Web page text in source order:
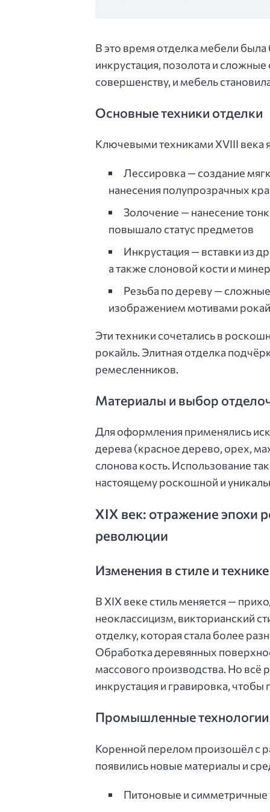
В это время отделка мебели была
инкрустация, позолота и
совершенству, и мебель
Основные техники отделки
Ключевыми техниками XVIII века
Лессировка — создание
нанесения полупрозрачных
Золочение — нанесение
повышало статус предметов
Инкрустация — вставки из
а также слоновой кости и
Резьба по дереву —
изображением мотивами
Эти техники сочетались в
рокайль. Элитная отделка
ремесленников.
Материалы и выбор
Для оформления применялись
дерева (красное дерево, орех,
слонова кость. Использование
настоящему роскошной и
XIX век: отражение
революции
Изменения в стиле и
В XIX веке стиль меняется —
неоклассицизм, викторианский
отделку, которая стала более
Обработка деревянных
массового производства. Но всё
инкрустация и гравировка, чтобы
Промышленные
Коренной перелом произошёл с
появились новые материалы и
Питоновые и симметричные